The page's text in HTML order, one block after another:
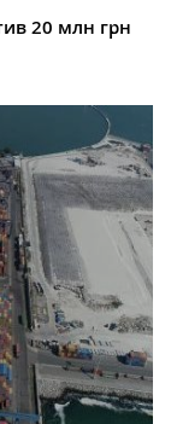
20 млн грн